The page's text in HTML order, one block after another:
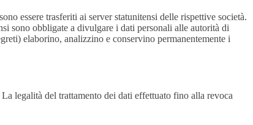
essere trasferiti ai server statunitensi delle rispettive società.
sono obbligate a divulgare i dati personali alle autorità di
elaborino, analizzino e conservino permanentemente i
legalità del trattamento dei dati effettuato fino alla revoca